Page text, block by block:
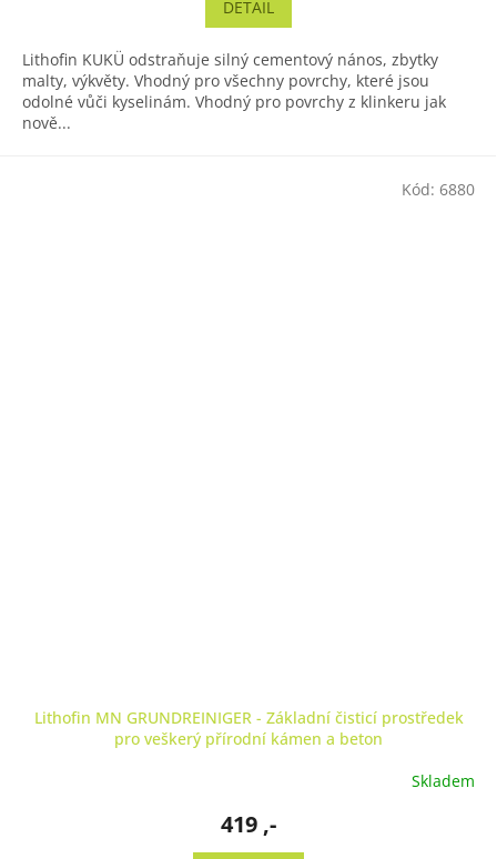
DETAIL
Lithofin KUKÜ odstraňuje silný cementový nános, zbytky
malty, výkvěty. Vhodný pro všechny povrchy, které jsou
odolné vůči kyselinám. Vhodný pro povrchy z klinkeru jak
nově...
Lithofin MN GRUNDREINIGER - Základní čisticí prostředek
pro veškerý přírodní kámen a beton
Skladem
419 ,-
Kód: 6880